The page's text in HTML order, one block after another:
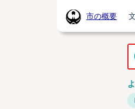
常陸太田市ホームページ
市の概要